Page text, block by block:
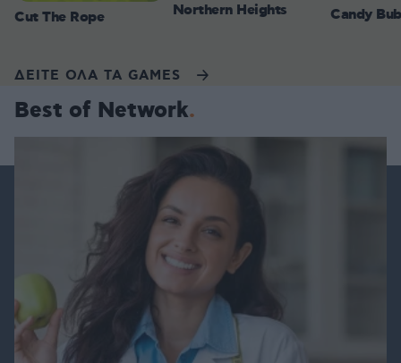
Cut The Rope Northern Heights Candy
ΔΕΙΤΕ ΟΛΑ ΤΑ GAMES
Best of Network